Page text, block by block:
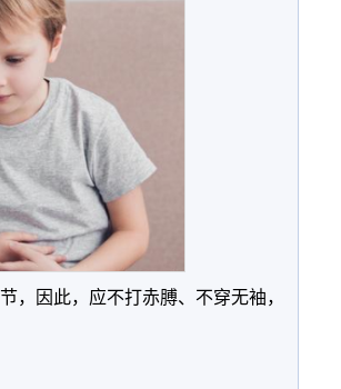
，因此，应不打赤膊、不穿无袖，